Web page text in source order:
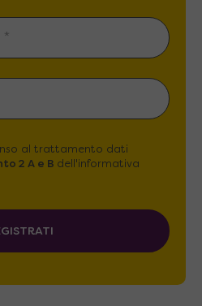
al trattamento dati
2 A e B dell'informativa